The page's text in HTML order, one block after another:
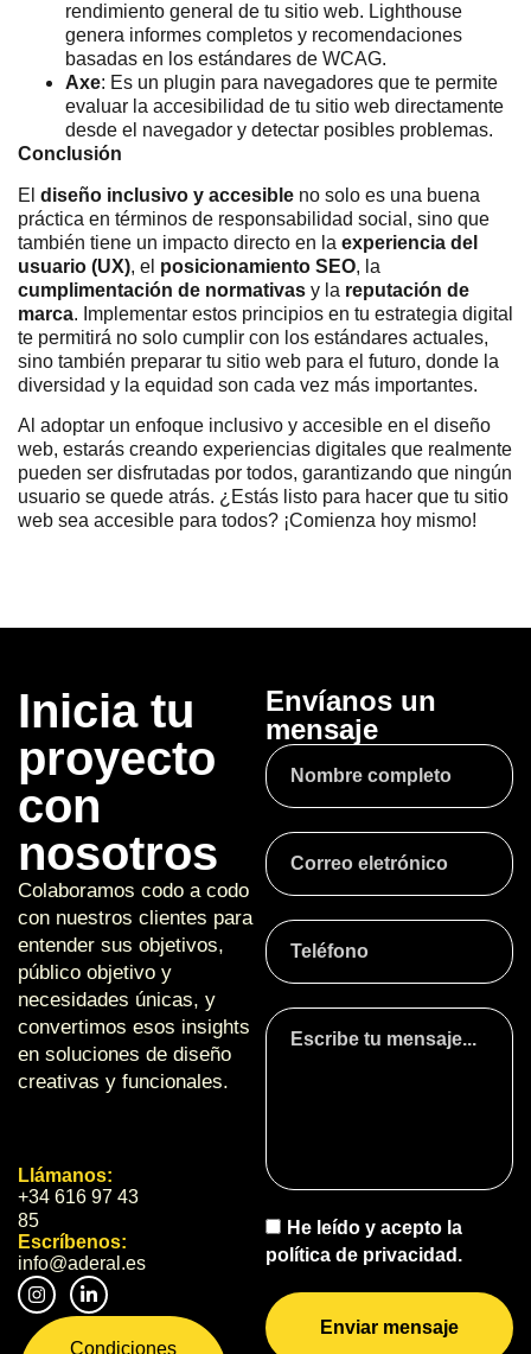
rendimiento general de tu sitio web. Lighthouse
genera informes completos y recomendaciones
basadas en los estándares de WCAG.
Axe: Es un plugin para navegadores que te permite
evaluar la accesibilidad de tu sitio web directamente
desde el navegador y detectar posibles problemas.
Conclusión
El diseño inclusivo y accesible no solo es una buena
práctica en términos de responsabilidad social, sino que
también tiene un impacto directo en la experiencia del
usuario (UX), el posicionamiento SEO, la
cumplimentación de normativas y la reputación de
marca. Implementar estos principios en tu estrategia digital
te permitirá no solo cumplir con los estándares actuales,
sino también preparar tu sitio web para el futuro, donde la
diversidad y la equidad son cada vez más importantes.
Al adoptar un enfoque inclusivo y accesible en el diseño
web, estarás creando experiencias digitales que realmente
pueden ser disfrutadas por todos, garantizando que ningún
usuario se quede atrás. ¿Estás listo para hacer que tu sitio
web sea accesible para todos? ¡Comienza hoy mismo!
Inicia tu
proyecto
con
nosotros
Colaboramos codo a codo
con nuestros clientes para
entender sus objetivos,
público objetivo y
necesidades únicas, y
convertimos esos insights
en soluciones de diseño
creativas y funcionales.
Llámanos:
+34 616 97 43
85
Escríbenos:
info@aderal.es
Condiciones
Envíanos un
mensaje
He leído y acepto la
política de privacidad.
Enviar mensaje